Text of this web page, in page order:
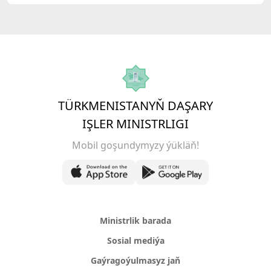
TÜRKMENISTANYŇ DAŞARY
IŞLER MINISTRLIGI
Mobil goşundymyzy ýükläň!
Ministrlik barada
Sosial mediýa
Gaýragoýulmasyz jaň